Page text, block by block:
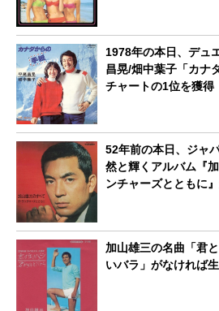
1978年の本日、デュ
昌晃/畑中葉子「カナ
チャートの1位を獲得
52年前の本日、ジャ
然と輝くアルバム『
ンチャーズとともに
加山雄三の名曲「君
いバラ」がなければ